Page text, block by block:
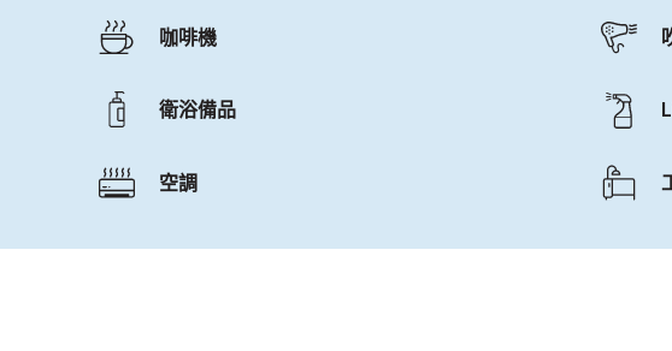
咖啡機
衛浴備品
空調